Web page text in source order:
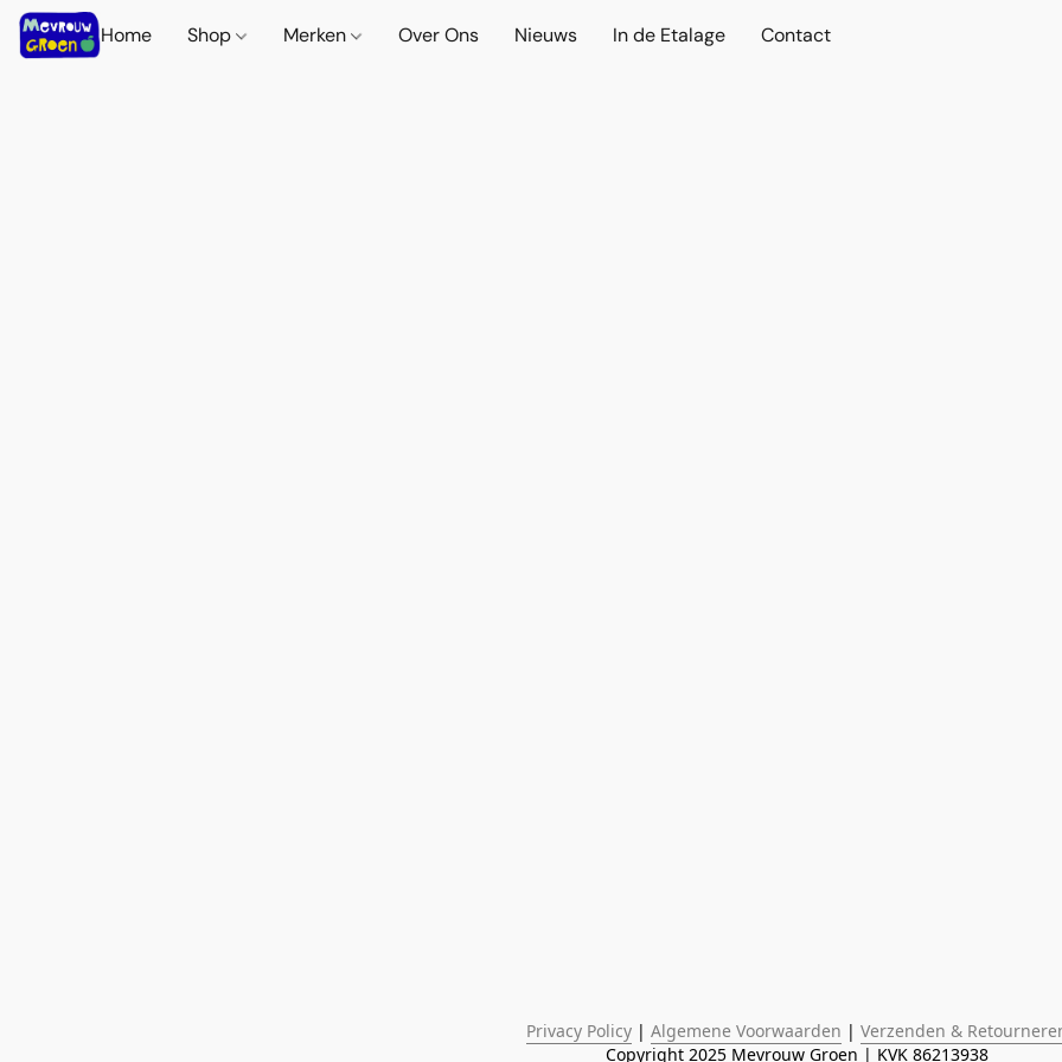
Home Shop Merken Over Ons Nieuws In de Etalage Contact
Privacy Policy | Algemene Voorwaarden | Verzenden &
Copyright 2025 Mevrouw Groen | KVK 86213938